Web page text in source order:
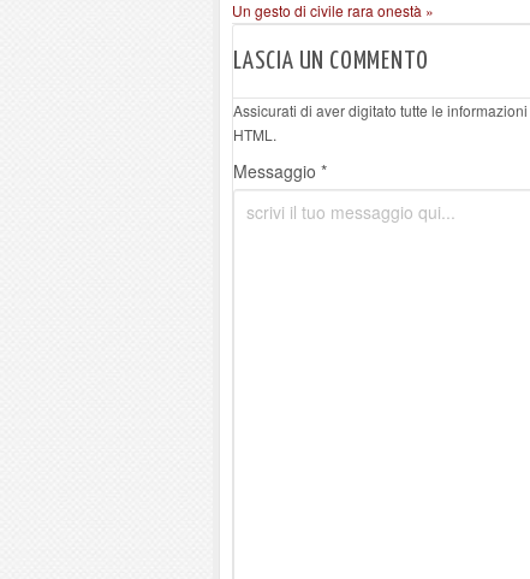
Un gesto di civile rara onestà »
LASCIA UN COMMENTO
Assicurati di aver digitato tutte le
HTML.
Messaggio *